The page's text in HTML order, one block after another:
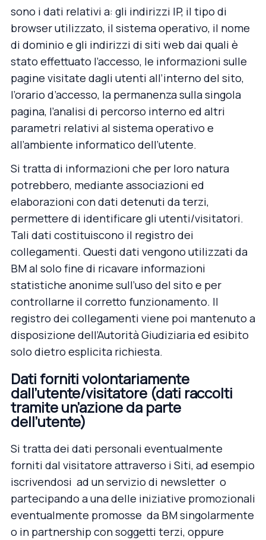
sono i dati relativi a: gli indirizzi IP, il tipo di
browser utilizzato, il sistema operativo, il nome
di dominio e gli indirizzi di siti web dai quali è
stato effettuato l’accesso, le informazioni sulle
pagine visitate dagli utenti all’interno del sito,
l’orario d’accesso, la permanenza sulla singola
pagina, l’analisi di percorso interno ed altri
parametri relativi al sistema operativo e
all’ambiente informatico dell’utente.
Si tratta di informazioni che per loro natura
potrebbero, mediante associazioni ed
elaborazioni con dati detenuti da terzi,
permettere di identificare gli utenti/visitatori.
Tali dati costituiscono il registro dei
collegamenti. Questi dati vengono utilizzati da
BM al solo fine di ricavare informazioni
statistiche anonime sull’uso del sito e per
controllarne il corretto funzionamento. Il
registro dei collegamenti viene poi mantenuto a
disposizione dell’Autorità Giudiziaria ed esibito
solo dietro esplicita richiesta.
Dati forniti volontariamente
dall’utente/visitatore (dati raccolti
tramite un’azione da parte
dell’utente)
Si tratta dei dati personali eventualmente
forniti dal visitatore attraverso i Siti, ad esempio
iscrivendosi ad un servizio di newsletter o
partecipando a una delle iniziative promozionali
eventualmente promosse da BM singolarmente
o in partnership con soggetti terzi, oppure